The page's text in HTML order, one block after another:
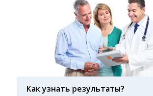
Как узнать результаты?
Результаты вы можете получить
вами при оформлении заказа, на